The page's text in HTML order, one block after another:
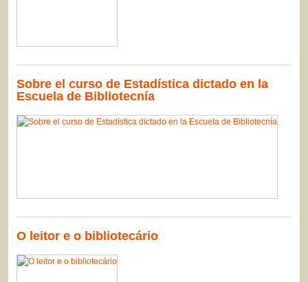
Sobre el curso de Estadística dictado en la
Escuela de Bibliotecnía
O leitor e o bibliotecário